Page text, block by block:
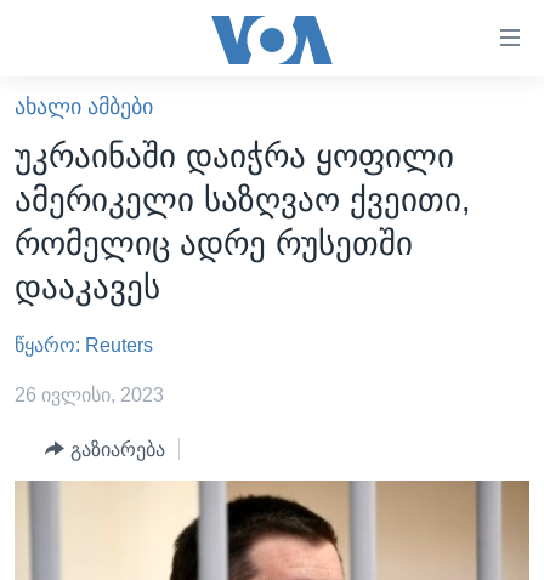
ხელმისაწვდომობისთვის
გადადით
მთავარზე
გადადით
მთავარ
ნავიგაციაზე
გადადით
ძიებაზე
ᲐᲮᲐᲚᲘ ᲐᲛᲑᲔᲑᲘ
ᲡᲐᲥᲐᲠᲗᲕᲔᲚᲝ
ᲐᲨᲨ
ᲐᲨᲨ-ᲘᲡ ᲐᲠᲩᲔᲕᲜᲔᲑᲘ 2024
ᲛᲡᲝᲤᲚᲘᲝ
ᲕᲘᲓᲔᲝᲔᲑᲘ
ᲒᲐᲓᲐᲪᲔᲛᲔᲑᲘ
ᲕᲐᲨᲘᲜᲒᲢᲝᲜᲘ ᲓᲦᲔᲡ
ᲮᲔᲓᲕᲐ ᲕᲐᲨᲘᲜᲒᲢᲝᲜᲘᲓᲐᲜ
ᲡᲢᲣᲓᲘᲐ ᲕᲐᲨᲘᲜᲒᲢᲝᲜᲘ
ᲡᲮᲕᲐ ᲡᲘᲐᲮᲚᲔᲔᲑᲘ
ᲠᲣᲡᲔᲗᲘᲡ ᲨᲔᲭᲠᲐ ᲣᲙᲠᲐᲘᲜᲐᲨᲘ
ᲐᲮᲐᲚᲘ ᲐᲛᲑᲔᲑᲘ
უკრაინაში დაიჭრა ყოფილი
ამერიკელი საზღვაო ქვეითი,
რომელიც ადრე რუსეთში
დააკავეს
წყარო: Reuters
26 ივლისი, 2023
გაზიარება